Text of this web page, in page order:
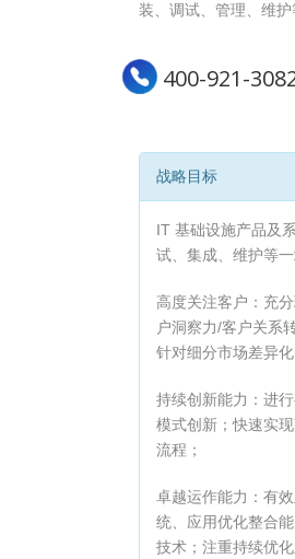
装、调试、管理、维
400-921-
战略目标
IT 基础设施产品及
试、集成、维护等
高度关注客户：充
户洞察力/客户关系
针对细分市场差异
持续创新能力：进
模式创新；快速实
流程；
卓越运作能力：有
统、应用优化整合
技术；注重持续优